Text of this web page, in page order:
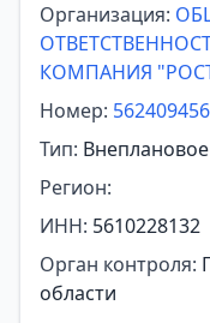
Организация:
КОМПАНИЯ
Номер:
Тип:
Регион:
ИНН: 5610228132
Орган контроля:
области